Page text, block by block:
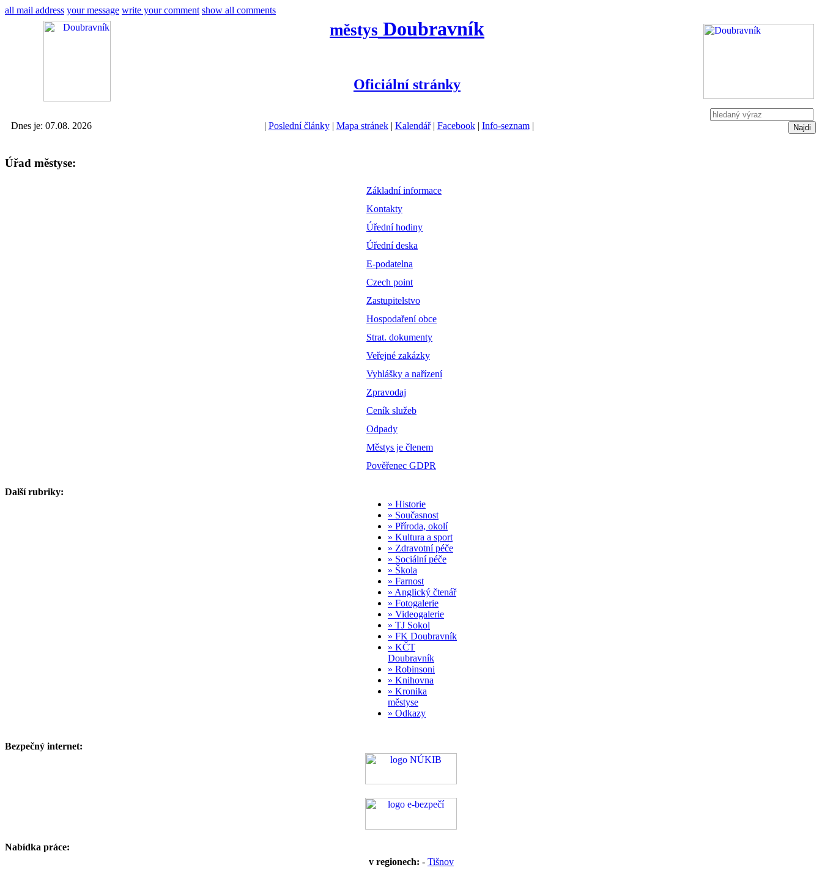
all mail address your message write your comment show all comments
městys Doubravník
Oficiální stránky
Dnes je: 07.08. 2026 | Poslední články| Mapa stránek| Kalendář| Facebook| Info-seznam|
Úřad městyse:
Základní informace
Kontakty
Úřední hodiny
Úřední deska
E-podatelna
Czech point
Zastupitelstvo
Hospodaření obce
Strat. dokumenty
Veřejné zakázky
Vyhlášky a nařízení
Zpravodaj
Ceník služeb
Odpady
Městys je členem
Pověřenec GDPR
Další rubriky:
» Historie
» Současnost
» Příroda, okolí
» Kultura a sport
» Zdravotní péče
» Sociální péče
» Škola
» Farnost
» Anglický čtenář
» Fotogalerie
» Videogalerie
» TJ Sokol
» FK Doubravník
» KČT
Doubravník
» Robinsoni
» Knihovna
» Kronika
městyse
» Odkazy
Bezpečný internet:
Nabídka práce:
v regionech: - Tišnov